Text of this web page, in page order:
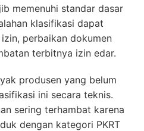
memenuhi standar dasar
klasifikasi dapat
perbaikan dokumen
terbitnya izin edar.
produsen yang belum
ini secara teknis.
sering terhambat karena
dengan kategori PKRT